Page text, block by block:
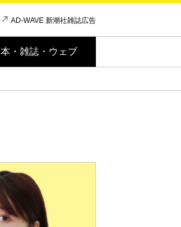
AD-WAVE 新潮社雑誌広告
本・雑誌・ウェブ